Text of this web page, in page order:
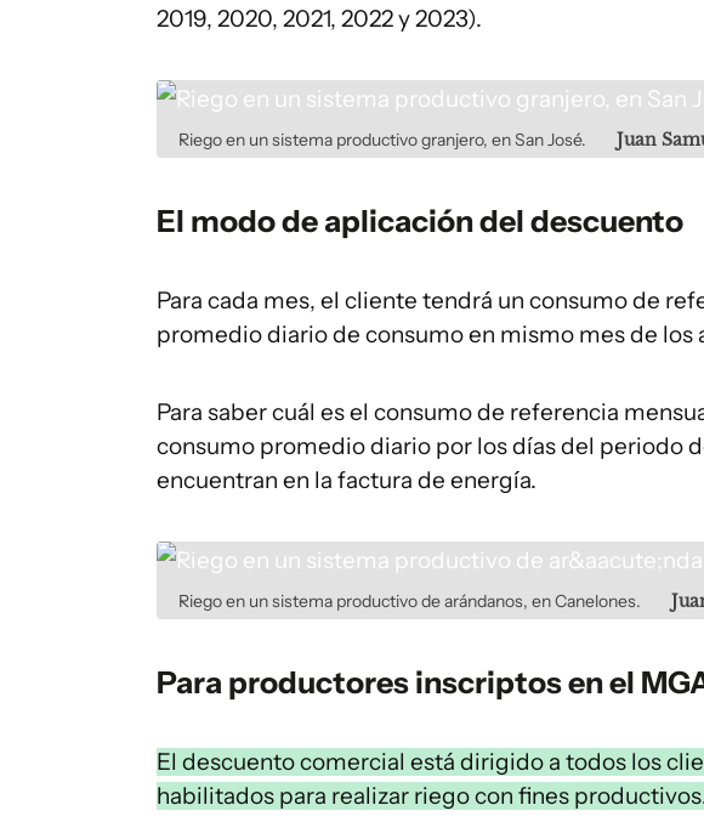
2019, 2020, 2021, 2022 y 2023).
Riego en un sistema productivo granjero, en San José. Juan
El modo de aplicación del descuento
Para cada mes, el cliente tendrá un consumo de
promedio diario de consumo en mismo mes de los
Para saber cuál es el consumo de referencia
consumo promedio diario por los días del periodo
encuentran en la factura de energía.
Riego en un sistema productivo de arándanos, en Canelones.
Para productores inscriptos en el
El descuento comercial está dirigido a todos los
habilitados para realizar riego con fines